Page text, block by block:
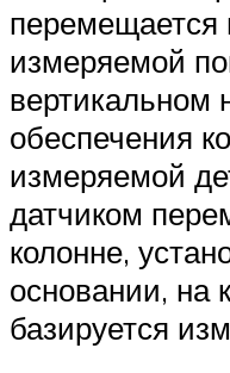
перемещается
измеряемой
вертикальном
обеспечения
измеряемой
датчиком
колонне,
основании, на
базируется